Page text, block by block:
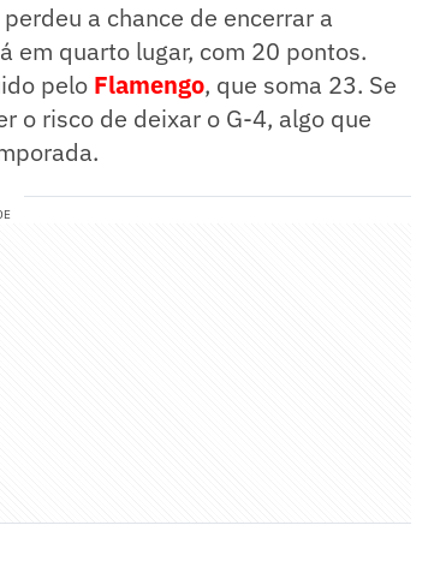
a chance de encerrar a
em quarto lugar, com 20 pontos.
pelo Flamengo, que soma 23. Se
o risco de deixar o G-4, algo que